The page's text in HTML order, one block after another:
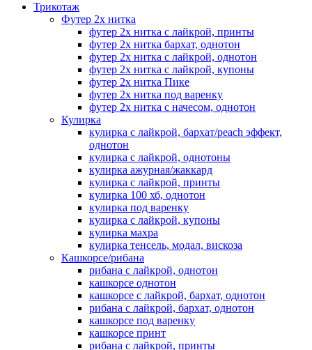
Трикотаж
Футер 2х нитка
футер 2х нитка с лайкрой, принты
футер 2х нитка бархат, однотон
футер 2х нитка с лайкрой, однотон
футер 2х нитка с лайкрой, купоны
футер 2х нитка Пике
футер 2х нитка под варенку
футер 2х нитка с начесом, однотон
Кулирка
кулирка с лайкрой, бархат/peach эффект,
однотон
кулирка с лайкрой, однотоны
кулирка ажурная/жаккард
кулирка с лайкрой, принты
кулирка 100 хб, однотон
кулирка под варенку
кулирка с лайкрой, купоны
кулирка махра
кулирка тенсель, модал, вискоза
Кашкорсе/рибана
рибана с лайкрой, однотон
кашкорсе однотон
кашкорсе с лайкрой, бархат, однотон
рибана с лайкрой, бархат, однотон
кашкорсе под варенку
кашкорсе принт
рибана с лайкрой, принты